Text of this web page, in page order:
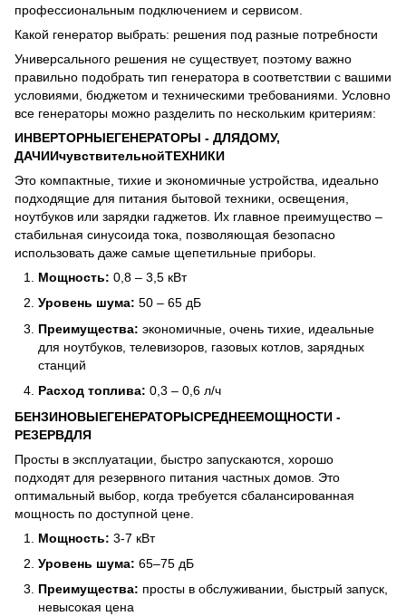
профессиональным подключением и сервисом.
Какой генератор выбрать: решения под разные потребности
Универсального решения не существует, поэтому важно
правильно подобрать тип генератора в соответствии с вашими
условиями, бюджетом и техническими требованиями. Условно
все генераторы можно разделить по нескольким критериям:
ИНВЕРТОРНЫЕГЕНЕРАТОРЫ - ДЛЯДОМУ,
ДАЧИИчувствительнойТЕХНИКИ
Это компактные, тихие и экономичные устройства, идеально
подходящие для питания бытовой техники, освещения,
ноутбуков или зарядки гаджетов. Их главное преимущество –
стабильная синусоида тока, позволяющая безопасно
использовать даже самые щепетильные приборы.
Мощность: 0,8 – 3,5 кВт
Уровень шума: 50 – 65 дБ
Преимущества: экономичные, очень тихие, идеальные
для ноутбуков, телевизоров, газовых котлов, зарядных
станций
Расход топлива: 0,3 – 0,6 л/ч
БЕНЗИНОВЫЕГЕНЕРАТОРЫСРЕДНЕЕМОЩНОСТИ -
РЕЗЕРВДЛЯ
Просты в эксплуатации, быстро запускаются, хорошо
подходят для резервного питания частных домов. Это
оптимальный выбор, когда требуется сбалансированная
мощность по доступной цене.
Мощность: 3-7 кВт
Уровень шума: 65–75 дБ
Преимущества: просты в обслуживании, быстрый запуск,
невысокая цена